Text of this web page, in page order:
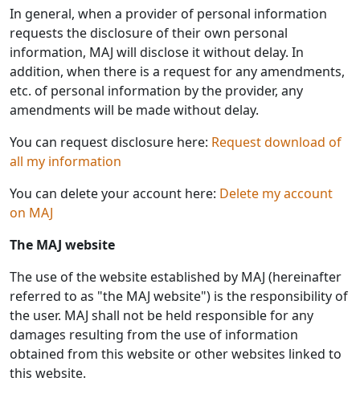
In general, when a provider of personal information
requests the disclosure of their own personal
information, MAJ will disclose it without delay. In
addition, when there is a request for any amendments,
etc. of personal information by the provider, any
amendments will be made without delay.
You can request disclosure here: Request download of
all my information
You can delete your account here: Delete my account
on MAJ
The MAJ website
The use of the website established by MAJ (hereinafter
referred to as "the MAJ website") is the responsibility of
the user. MAJ shall not be held responsible for any
damages resulting from the use of information
obtained from this website or other websites linked to
this website.